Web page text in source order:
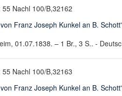
55 Nachl 100/B,32162
Franz Joseph Kunkel an B.
01.07.1838. – 1 Br., 3 S.. -
55 Nachl 100/B,32163
Franz Joseph Kunkel an B.